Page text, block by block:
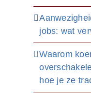
jobs: wat
Waarom
hoe je ze